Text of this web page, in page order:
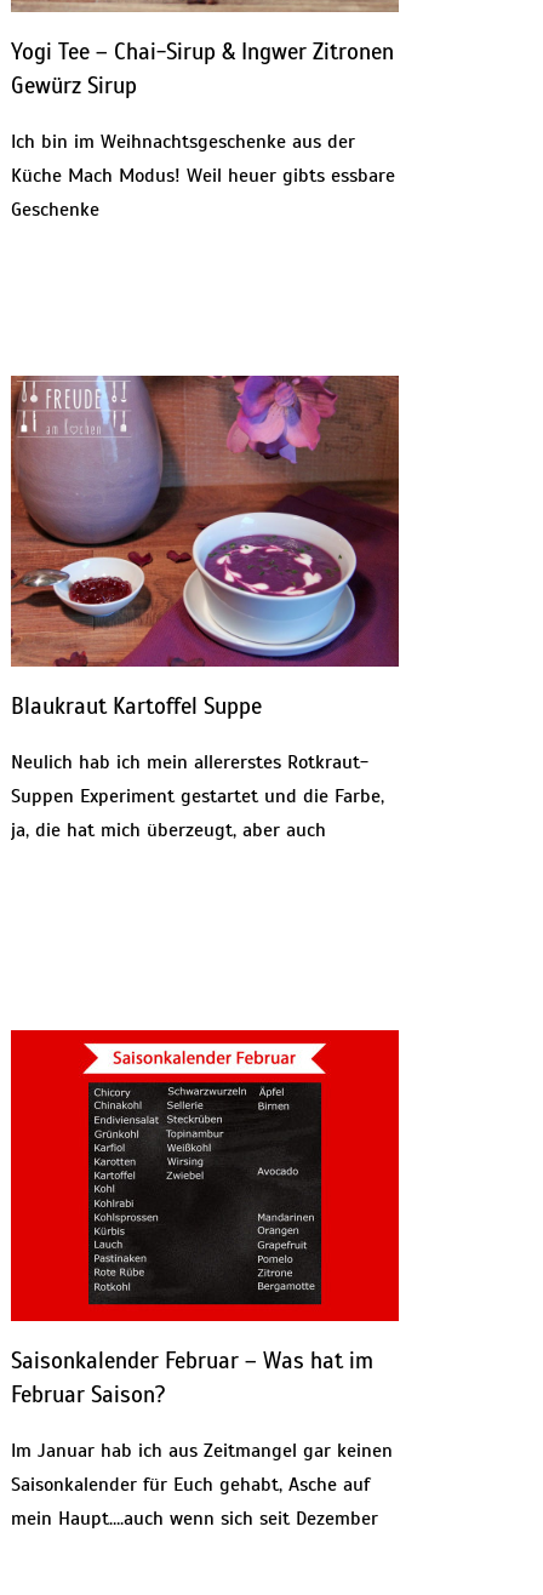
Yogi Tee – Chai-Sirup & Ingwer Zitronen
Gewürz Sirup
Ich bin im Weihnachtsgeschenke aus der
Küche Mach Modus! Weil heuer gibts essbare
Geschenke
Blaukraut Kartoffel Suppe
Neulich hab ich mein allererstes Rotkraut-
Suppen Experiment gestartet und die Farbe,
ja, die hat mich überzeugt, aber auch
Saisonkalender Februar – Was hat im
Februar Saison?
Im Januar hab ich aus Zeitmangel gar keinen
Saisonkalender für Euch gehabt, Asche auf
mein Haupt….auch wenn sich seit Dezember